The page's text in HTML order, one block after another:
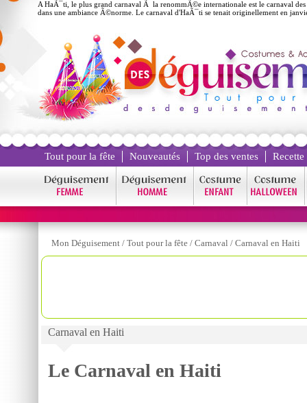
A HaÃ¯ti, le plus grand carnaval Ã la renommÃ©e internationale est le carnaval
dans une ambiance Ã©norme. Le carnaval d'HaÃ¯ti se tenait originellement en
Tout pour la fête Nouveautés Top des ventes
Mon Déguisement / Tout pour la fête / Carnaval / Carnaval en Haiti
Carnaval en Haiti
Le Carnaval en Haiti